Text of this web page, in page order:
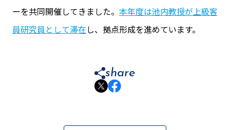
ーを共同開催してきました。 本年度は池内教授が上級客
員研究員として滞在し、拠点形成を進めています。
share